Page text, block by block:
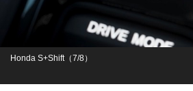
Honda S+Shift（7/8）